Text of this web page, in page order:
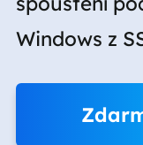
Windows z